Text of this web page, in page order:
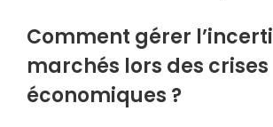
Comment gérer
marchés lors des crises
économiques ?